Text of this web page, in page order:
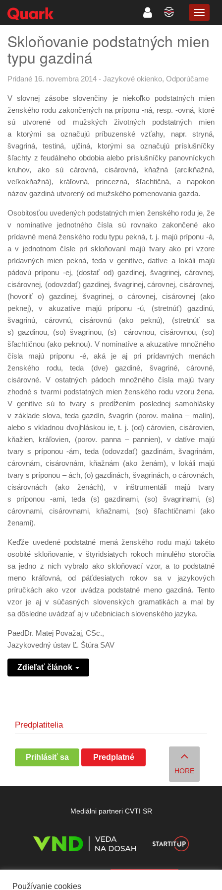
Skloňovanie podstatných mien
typu gazdiná
Pridané 16. novembra 2014 - Jazykové okienko, Odporúčame
V slovnej zásobe slovenčiny je niekoľko podstatných mien
ženského rodu zakončených na príponu -ná, resp. -ovná, ktoré
sú utvorené od mužských životných podstatných mien
a ktorými sa označujú príbuzenské vzťahy, napr. stryná,
švagriná, testiná, ujčiná, ktorými sa označujú príslušníčky
šľachty z feudálneho obdobia alebo príslušníčky panovníckych
kruhov, ako sú cárovná, cisárovná, kňažná (arcikňažná,
veľkokňažná), kráľovná, princezná, šľachtičná, a napokon
názov gazdiná utvorený od mužského pomenovania gazda.
Osobitosťou uvedených podstatných mien ženského rodu je, že
v nominatíve jednotného čísla sú rovnako zakončené ako
prídavné mená ženského rodu typu pekná, t. j. majú príponu -á,
a v jednotnom čísle pri skloňovaní majú tvary ako pri vzore
prídavných mien pekná, teda v genitíve, datíve a lokáli majú
pádovú príponu -ej, (dostať od) gazdinej, švagrinej, cárovnej,
cisárovnej, (odovzdať) gazdinej, švagrinej, cárovnej, cisárovnej,
(hovoriť o) gazdinej, švagrinej, o cárovnej, cisárovnej (ako
peknej), v akuzatíve majú príponu -ú, (stretnúť) gazdinú,
švagrinú, cárovnú, cisárovnú (ako peknú), (stretnúť sa
s) gazdinou, (so) švagrinou, (s) cárovnou, cisárovnou, (so)
šľachtičnou (ako peknou). V nominatíve a akuzatíve množného
čísla majú príponu -é, aká je aj pri prídavných menách
ženského rodu, teda (dve) gazdiné, švagriné, cárovné,
cisárovné. V ostatných pádoch množného čísla majú tvary
zhodné s tvarmi podstatných mien ženského rodu vzoru žena.
V genitíve sú to tvary s predĺžením poslednej samohlásky
v základe slova, teda gazdín, švagrín (porov. malina – malín),
alebo s vkladnou dvojhláskou ie, t. j. (od) cárovien, cisárovien,
kňažien, kráľovien, (porov. panna – pannien), v datíve majú
tvary s príponou -ám, teda (odovzdať) gazdinám, švagrinám,
cárovnám, cisárovnám, kňažnám (ako ženám), v lokáli majú
tvary s príponou – ách, (o) gazdinách, švagrinách, o cárovnách,
cisárovnách (ako ženách), v inštrumentáli majú tvary
s príponou -ami, teda (s) gazdinami, (so) švagrinami, (s)
cárovnami, cisárovnami, kňažnami, (so) šľachtičnami (ako
ženami).
Keďže uvedené podstatné mená ženského rodu majú takéto
osobité skloňovanie, v štyridsiatych rokoch minulého storočia
sa jedno z nich vybralo ako skloňovací vzor, a to podstatné
meno kráľovná, od päťdesiatych rokov sa v jazykových
príručkách ako vzor uvádza podstatné meno gazdiná. Tento
vzor je aj v súčasných slovenských gramatikách a mal by
sa dôsledne uvádzať aj v učebniciach slovenského jazyka.
PaedDr. Matej Považaj, CSc.,
Jazykovedný ústav Ľ. Štúra SAV
Zdieľať článok
Predplatitelia
Prihlásiť sa Predplatné
HORE
Mediálni partneri CVTI SR
Používanie cookies